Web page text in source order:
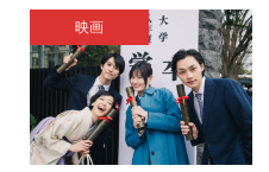
映画